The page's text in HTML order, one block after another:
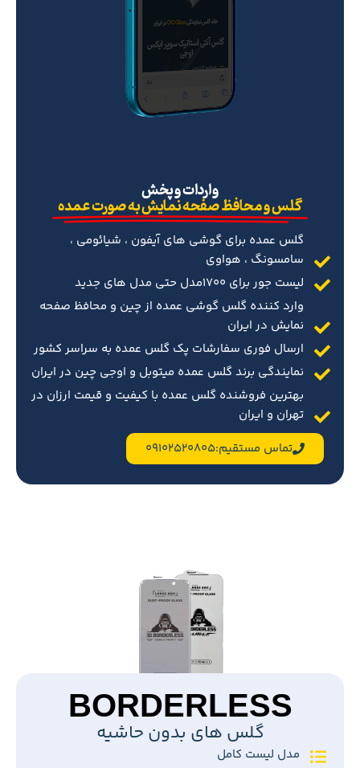
‌واردات و پخش
گلس و محافظ صفحه نمایش به صورت عمده
گلس عمده برای گوشی های آیفون ، شیائومی ،
سامسونگ ، هواوی
لیست جور برای 1700مدل حتی مدل های جدید
وارد کننده گلس گوشی عمده از چین و محافظ صفحه
نمایش در ایران
ارسال فوری سفارشات پک گلس عمده به سراسر کشور
نمایندگی برند گلس عمده میتوبل و اوجی چین در ایران
بهترین فروشنده گلس عمده با کیفیت و قیمت ارزان در
تهران و ایران
تماس مستقیم:09102520805
BORDERLESS
گلس های بدون حاشیه
مدل لیست کامل